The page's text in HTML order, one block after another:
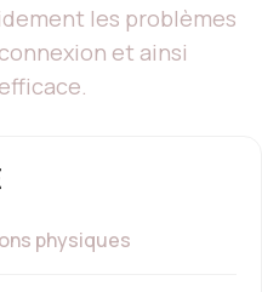
les problèmes
et ainsi
physiques